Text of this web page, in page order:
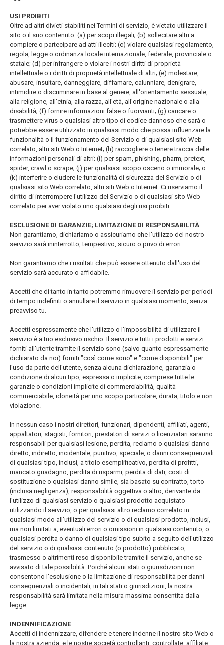
USI PROIBITI
Oltre ad altri divieti stabiliti nei Termini di servizio, è vietato utilizzare il
sito o il suo contenuto: (a) per scopi illegali; (b) sollecitare altri a
compiere o partecipare ad atti illeciti; (c) violare qualsiasi regolamento,
regola, legge o ordinanza locale internazionale, federale, provinciale o
statale; (d) per infrangere o violare i nostri diritti di proprietà
intellettuale o i diritti di proprietà intellettuale di altri; (e) molestare,
abusare, insultare, danneggiare, diffamare, calunniare, denigrare,
intimidire o discriminare in base al genere, all'orientamento sessuale,
alla religione, all'etnia, alla razza, all'età, all'origine nazionale o alla
disabilità; (f) fornire informazioni false o fuorvianti; (g) caricare o
trasmettere virus o qualsiasi altro tipo di codice dannoso che sarà o
potrebbe essere utilizzato in qualsiasi modo che possa influenzare la
funzionalità o il funzionamento del Servizio o di qualsiasi sito Web
correlato, altri siti Web o Internet; (h) raccogliere o tenere traccia delle
informazioni personali di altri; (i) per spam, phishing, pharm, pretext,
spider, crawl o scrape; (j) per qualsiasi scopo osceno o immorale; o
(k) interferire o eludere le funzionalità di sicurezza del Servizio o di
qualsiasi sito Web correlato, altri siti Web o Internet. Ci riserviamo il
diritto di interrompere l'utilizzo del Servizio o di qualsiasi sito Web
correlato per aver violato uno qualsiasi degli usi proibiti.
ESCLUSIONE DI GARANZIE; LIMITAZIONE DI RESPONSABILITÀ
Non garantiamo, dichiariamo o assicuriamo che l'utilizzo del nostro
servizio sarà ininterrotto, tempestivo, sicuro o privo di errori.
Non garantiamo che i risultati che può essere ottenuto dall'uso del
servizio sarà accurato o affidabile.
Accetti che di tanto in tanto potremmo rimuovere il servizio per periodi
di tempo indefiniti o annullare il servizio in qualsiasi momento, senza
preavviso tu.
Accetti espressamente che l'utilizzo o l'impossibilità di utilizzare il
servizio è a tuo esclusivo rischio. Il servizio e tutti i prodotti e servizi
forniti all'utente tramite il servizio sono (salvo quanto espressamente
dichiarato da noi) forniti "così come sono" e "come disponibili" per
l'uso da parte dell'utente, senza alcuna dichiarazione, garanzia o
condizione di alcun tipo, espressa o implicite, comprese tutte le
garanzie o condizioni implicite di commerciabilità, qualità
commerciabile, idoneità per uno scopo particolare, durata, titolo e non
violazione.
In nessun caso i nostri direttori, funzionari, dipendenti, affiliati, agenti,
appaltatori, stagisti, fornitori, prestatori di servizi o licenziatari saranno
responsabili per qualsiasi lesione, perdita, reclamo o qualsiasi danno
diretto, indiretto, incidentale, punitivo, speciale, o danni consequenziali
di qualsiasi tipo, inclusi, a titolo esemplificativo, perdita di profitti,
mancato guadagno, perdita di risparmi, perdita di dati, costi di
sostituzione o qualsiasi danno simile, sia basato su contratto, torto
(inclusa negligenza), responsabilità oggettiva o altro, derivante da
l'utilizzo di qualsiasi servizio o qualsiasi prodotto acquistato
utilizzando il servizio, o per qualsiasi altro reclamo correlato in
qualsiasi modo all'utilizzo del servizio o di qualsiasi prodotto, inclusi,
ma non limitati a, eventuali errori o omissioni in qualsiasi contenuto, o
qualsiasi perdita o danno di qualsiasi tipo subito a seguito dell'utilizzo
del servizio o di qualsiasi contenuto (o prodotto) pubblicato,
trasmesso o altrimenti reso disponibile tramite il servizio, anche se
avvisato di tale possibilità. Poiché alcuni stati o giurisdizioni non
consentono l'esclusione o la limitazione di responsabilità per danni
consequenziali o incidentali, in tali stati o giurisdizioni, la nostra
responsabilità sarà limitata nella misura massima consentita dalla
legge.
INDENNIFICAZIONE
Accetti di indennizzare, difendere e tenere indenne il nostro sito Web o
la nostra azienda. e le nostre società controllanti, controllate, affiliate,